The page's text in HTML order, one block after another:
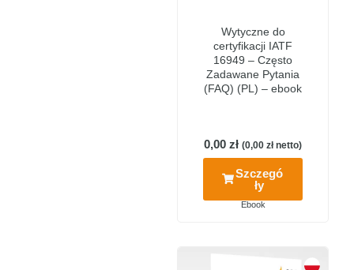
Wytyczne do
certyfikacji IATF
16949 – Często
Zadawane Pytania
(FAQ) (PL) – ebook
0,00 zł (0,00 złnetto)
Szczegó
ły
Ebook